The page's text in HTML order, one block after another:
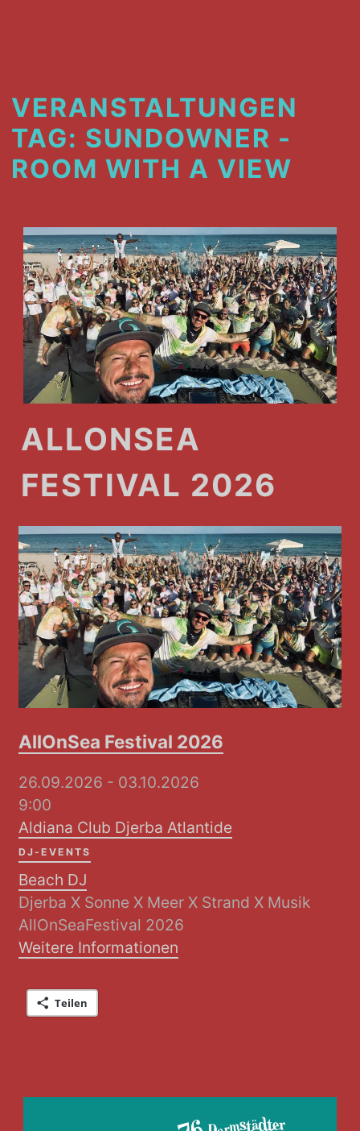
VERANSTALTUNGEN
TAG: SUNDOWNER -
ROOM WITH A VIEW
ALLONSEA
FESTIVAL 2026
AllOnSea Festival 2026
26.09.2026 - 03.10.2026
9:00
Aldiana Club Djerba Atlantide
DJ-EVENTS
Beach DJ
Djerba X Sonne X Meer X Strand X Musik
AllOnSeaFestival 2026
Weitere Informationen
Teilen